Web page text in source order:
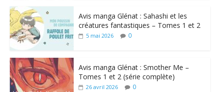
Avis manga Glénat : Sahashi et les
créatures fantastiques – Tomes 1 et 2
5 mai 2026 0
Avis manga Glénat : Smother Me –
Tomes 1 et 2 (série complète)
26 avril 2026 0